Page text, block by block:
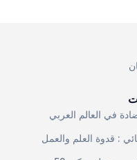
في العالم العربي
: قدوة العلم والعمل